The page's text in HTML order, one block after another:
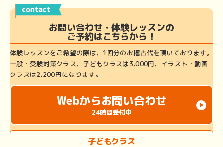
お問い合わせ・体験レッスンの
ご予約はこちらから！
体験レッスンをご希望の際は、1回分のお稽古代を頂いております。
一般・受験対策クラス、子どもクラスは3,000円、イラスト・動画
クラスは2,200円になります。
Webからお問い合わせ
24時間受付中
子どもクラス